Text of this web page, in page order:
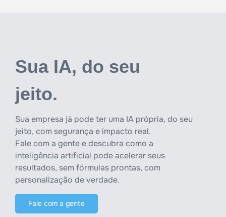
Sua IA, do seu
jeito.
Sua empresa já pode ter uma IA própria, do seu
jeito, com segurança e impacto real.
Fale com a gente e descubra como a
inteligência artificial pode acelerar seus
resultados, sem fórmulas prontas, com
personalização de verdade.
Fale com a gente